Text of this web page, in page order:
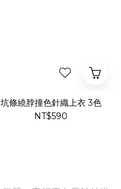
坑條繞脖撞色針織上衣 3色
NT$590